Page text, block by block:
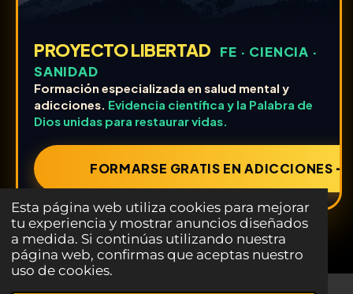
Esta página web utiliza cookies para mejorar
tu experiencia y mostrar anuncios diseñados
a medida. Si continúas utilizando nuestra
página web, confirmas que aceptas nuestro
uso de cookies.
PROYECTO LIBERTAD
FE · CIENCIA ·
SANIDAD
Formación especializada en salud mental y
adicciones. Evidencia científica y la Palabra de
Dios unidas para restaurar vidas.
FORMARSE GRATIS EN ADICCIONES ➔